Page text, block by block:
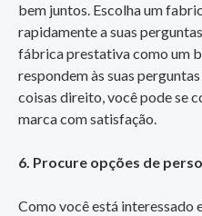
bem juntos. Escolha um
rapidamente a suas
fábrica prestativa como um
respondem às suas
coisas direito, você pode se
marca com satisfação.
6. Procure opções de
Como você está interessado